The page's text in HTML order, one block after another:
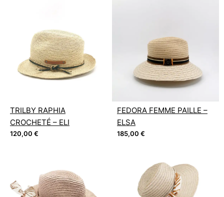
TRILBY RAPHIA
CROCHETÉ – ELI
120,00 €
FEDORA FEMME PAILLE –
ELSA
185,00 €